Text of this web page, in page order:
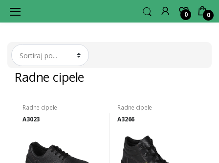
LAGERHUB
0 0
Radne cipele
Radne cipele
A3023
Radne cipele
A3266